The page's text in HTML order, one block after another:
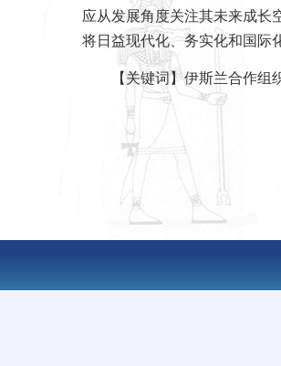
应从发展角度关注其未来成长
将日益现代化、务实化和国际
【关键词】伊斯兰合作组